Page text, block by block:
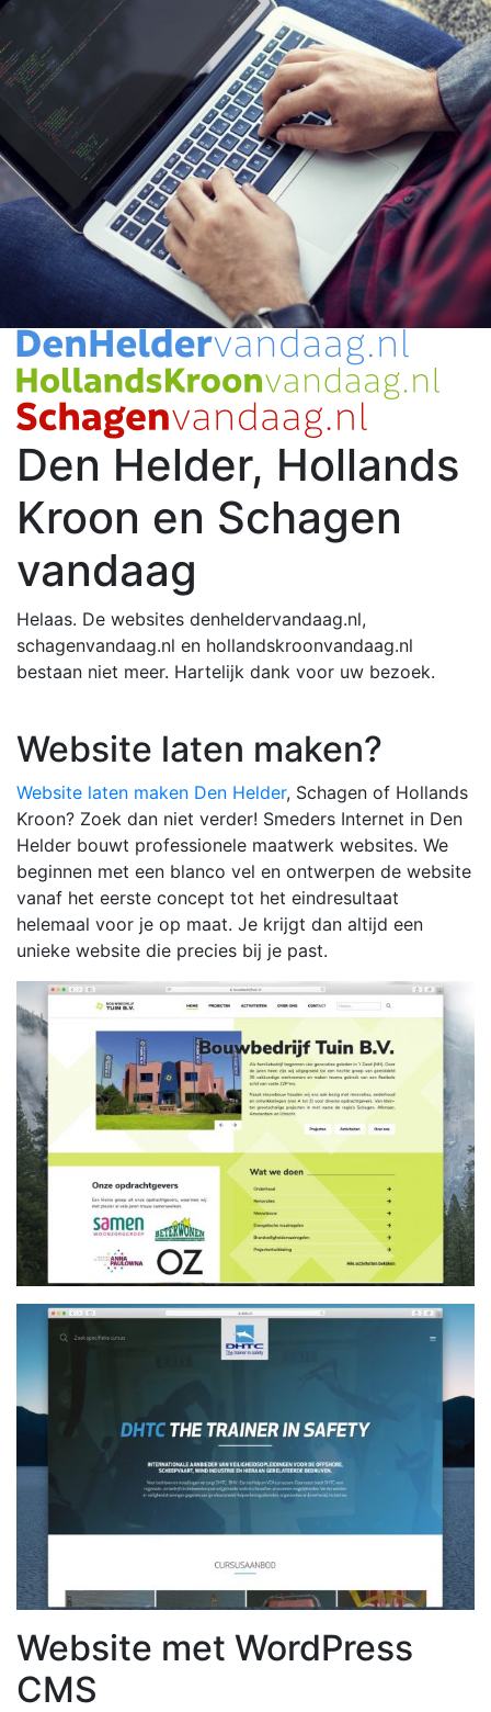
Den Helder, Hollands
Kroon en Schagen
vandaag
Helaas. De websites denheldervandaag.nl,
schagenvandaag.nl en hollandskroonvandaag.nl
bestaan niet meer. Hartelijk dank voor uw bezoek.
Website laten maken?
Website laten maken Den Helder, Schagen of Hollands
Kroon? Zoek dan niet verder! Smeders Internet in Den
Helder bouwt professionele maatwerk websites. We
beginnen met een blanco vel en ontwerpen de website
vanaf het eerste concept tot het eindresultaat
helemaal voor je op maat. Je krijgt dan altijd een
unieke website die precies bij je past.
Website met WordPress
CMS